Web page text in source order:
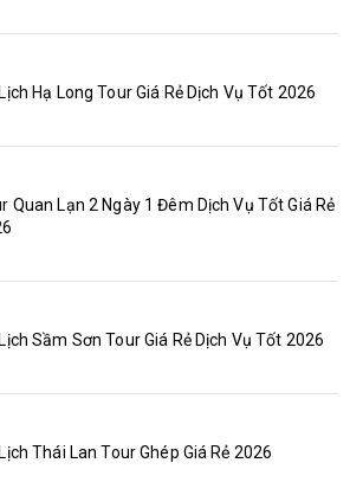
Hạ Long Tour Giá Rẻ Dịch Vụ Tốt 2026
Quan Lạn 2 Ngày 1 Đêm Dịch Vụ Tốt Giá Rẻ
Sầm Sơn Tour Giá Rẻ Dịch Vụ Tốt 2026
Thái Lan Tour Ghép Giá Rẻ 2026